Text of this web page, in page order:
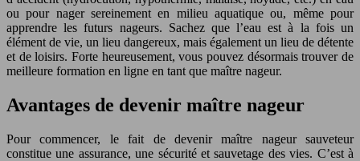
ou pour nager sereinement en milieu aquatique ou, même pour
apprendre les futurs nageurs. Sachez que l’eau est à la fois un
élément de vie, un lieu dangereux, mais également un lieu de détente
et de loisirs. Forte heureusement, vous pouvez désormais trouver de
meilleure formation en ligne en tant que maître nageur.
Avantages de devenir maître nageur
Pour commencer, le fait de devenir maître nageur sauveteur
constitue une assurance, une sécurité et sauvetage des vies. C’est à